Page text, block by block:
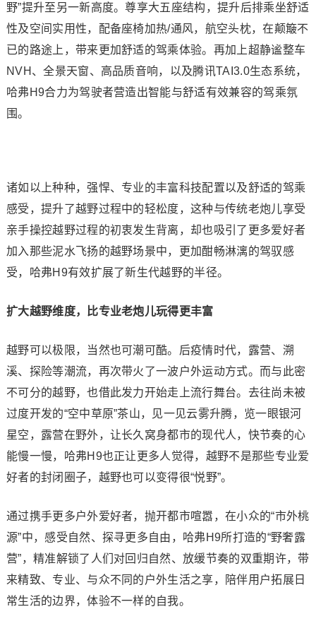
野”提升至另一新高度。尊享大五座结构，提升后排乘坐舒适
性及空间实用性，配备座椅加热/通风，航空头枕，在颠簸不
已的路途上，带来更加舒适的驾乘体验。再加上超静谧整车
NVH、全景天窗、高品质音响，以及腾讯TAI3.0生态系统，
哈弗H9合力为驾驶者营造出智能与舒适有效兼容的驾乘氛
围。
诸如以上种种，强悍、专业的丰富科技配置以及舒适的驾乘
感受，提升了越野过程中的轻松度，这种与传统老炮儿享受
亲手操控越野过程的初衷发生背离，却也吸引了更多爱好者
加入那些泥水飞扬的越野场景中，更加酣畅淋漓的驾驭感
受，哈弗H9有效扩展了新生代越野的半径。
扩大越野维度，比专业老炮儿玩得更丰富
越野可以极限，当然也可潮可酷。后疫情时代，露营、溯
溪、探险等潮流，再次带火了一波户外运动方式。而与此密
不可分的越野，也借此发力开始走上流行舞台。去往尚未被
过度开发的“空中草原”茶山，见一见云雾升腾，览一眼银河
星空，露营在野外，让长久窝身都市的现代人，快节奏的心
能慢一慢，哈弗H9也正让更多人觉得，越野不是那些专业爱
好者的封闭圈子，越野也可以变得很“悦野”。
通过携手更多户外爱好者，抛开都市喧嚣，在小众的“市外桃
源”中，感受自然、探寻更多自由，哈弗H9所打造的“野奢露
营”，精准解锁了人们对回归自然、放缓节奏的双重期许，带
来精致、专业、与众不同的户外生活之享，陪伴用户拓展日
常生活的边界，体验不一样的自我。